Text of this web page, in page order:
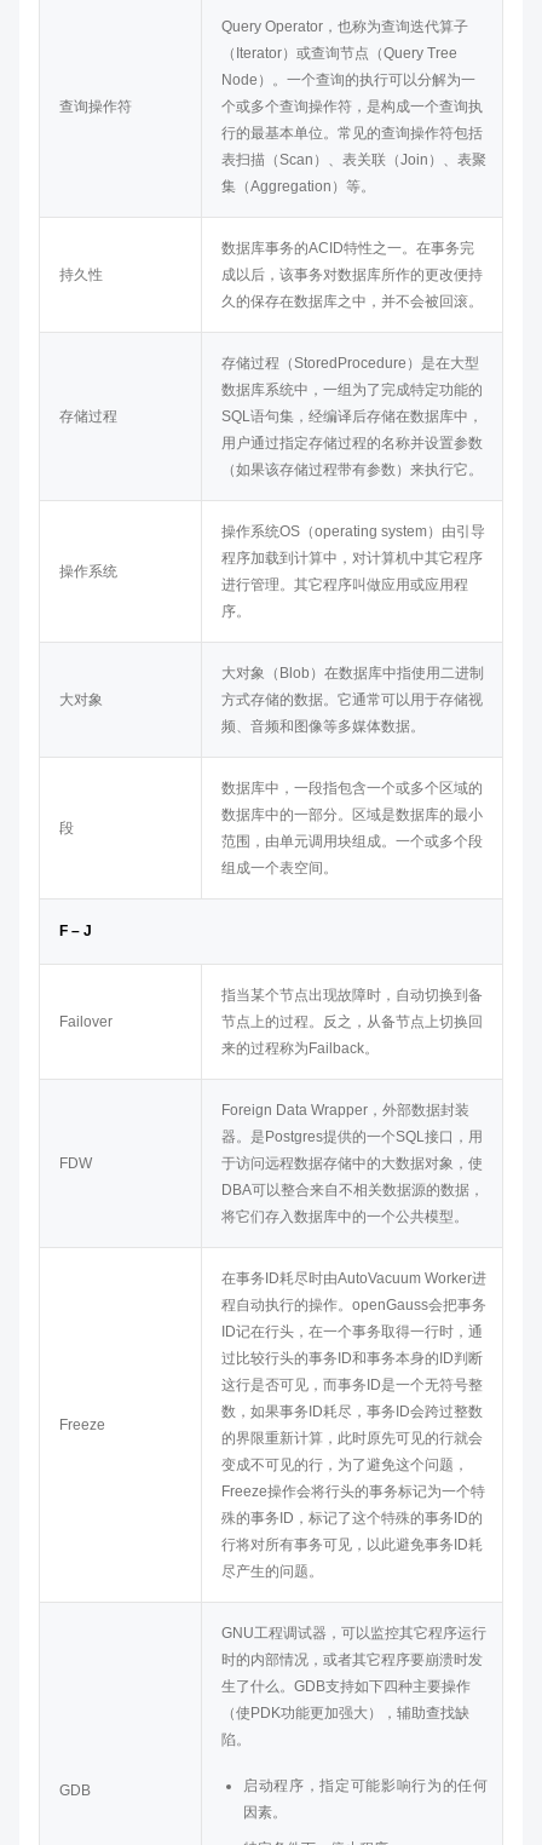
查询操作符
Query Operator，也称为查询迭代算子
（Iterator）或查询节点（Query Tree
Node）。一个查询的执行可以分解为一
个或多个查询操作符，是构成一个查询执
行的最基本单位。常见的查询操作符包括
表扫描（Scan）、表关联（Join）、表聚
集（Aggregation）等。
持久性
数据库事务的ACID特性之一。在事务完
成以后，该事务对数据库所作的更改便持
久的保存在数据库之中，并不会被回滚。
存储过程
存储过程（StoredProcedure）是在大型
数据库系统中，一组为了完成特定功能的
SQL语句集，经编译后存储在数据库中，
用户通过指定存储过程的名称并设置参数
（如果该存储过程带有参数）来执行它。
操作系统
操作系统OS（operating system）由引导
程序加载到计算中，对计算机中其它程序
进行管理。其它程序叫做应用或应用程
序。
大对象
大对象（Blob）在数据库中指使用二进制
方式存储的数据。它通常可以用于存储视
频、音频和图像等多媒体数据。
段
数据库中，一段指包含一个或多个区域的
数据库中的一部分。区域是数据库的最小
范围，由单元调用块组成。一个或多个段
组成一个表空间。
F – J
Failover
指当某个节点出现故障时，自动切换到备
节点上的过程。反之，从备节点上切换回
来的过程称为Failback。
FDW
Foreign Data Wrapper，外部数据封装
器。是Postgres提供的一个SQL接口，用
于访问远程数据存储中的大数据对象，使
DBA可以整合来自不相关数据源的数据，
将它们存入数据库中的一个公共模型。
Freeze
在事务ID耗尽时由AutoVacuum Worker进
程自动执行的操作。 openGauss会把事务
ID记在行头，在一个事务取得一行时，通
过比较行头的事务ID和事务本身的ID判断
这行是否可见，而事务ID是一个无符号整
数，如果事务ID耗尽，事务ID会跨过整数
的界限重新计算，此时原先可见的行就会
变成不可见的行，为了避免这个问题，
Freeze操作会将行头的事务标记为一个特
殊的事务ID，标记了这个特殊的事务ID的
行将对所有事务可见，以此避免事务ID耗
尽产生的问题。
GDB
GNU工程调试器，可以监控其它程序运行
时的内部情况，或者其它程序要崩溃时发
生了什么。GDB支持如下四种主要操作
（使PDK功能更加强大），辅助查找缺
陷。
启动程序，指定可能影响行为的任何
因素。